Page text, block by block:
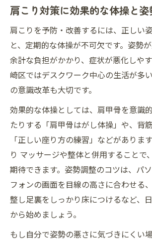
選び方
肩こりを放置せず専門家に相
肩こり改善に役立つ保険適用
肩こりを根本から見直すため
ト
肩こり施術後のセルフケアで
底
肩こり対策に効果的な体操と
肩こりを予防・改善するには、正しい
と、定期的な体操が不可欠です。姿勢
余計な負担がかかり、症状が悪化しや
崎区ではデスクワーク中心の生活が多
の意識改革も大切です。
効果的な体操としては、肩甲骨を意識
たりする「肩甲骨はがし体操」や、背
「正しい座り方の練習」などがありま
り マッサージや整体と併用することで
期待できます。姿勢調整のコツは、パ
フォンの画面を目線の高さに合わせる
整し足裏をしっかり床につけるなど、
から始めましょう。
もし自分で姿勢の悪さに気づきにくい